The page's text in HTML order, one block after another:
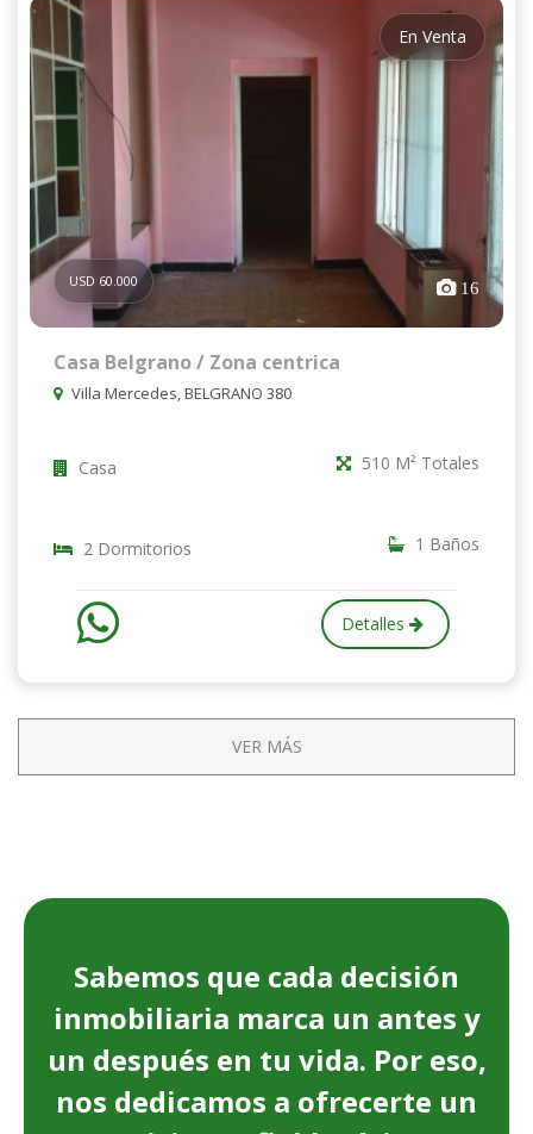
En Venta
USD 60.000 16
Casa Belgrano / Zona centrica
Villa Mercedes, BELGRANO 380
Casa 510 M² Totales
2 Dormitorios 1 Baños
Detalles
VER MÁS
Sabemos que cada decisión
inmobiliaria marca un antes y
un después en tu vida. Por eso,
nos dedicamos a ofrecerte un